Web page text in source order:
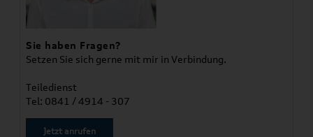
Sie haben Fragen?
Setzen Sie sich gerne mit mir in Verbindung.
Teiledienst
Tel: 0841 / 4914 - 307
Jetzt anrufen